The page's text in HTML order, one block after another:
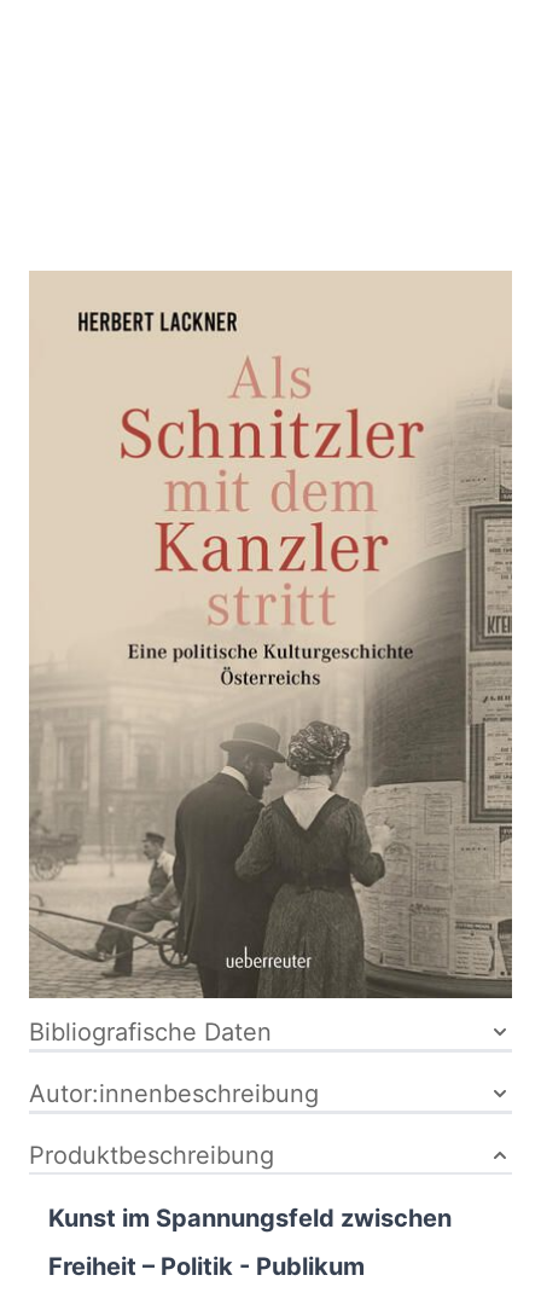
Als Schnitzler mit
dem Kanzler stritt
Zur Wunschliste hinzufügen
Eine politische Kulturgeschichte Österreichs
Von
Verlag: Carl
Ueberreuter
26.09.2023
Buch
208 Seiten
Hardcover
ISBN: 978-3-
8000-7844-8
Bibliografische Daten
Autor:innenbeschreibung
Produktbeschreibung
Kunst im Spannungsfeld zwischen
Freiheit – Politik - Publikum